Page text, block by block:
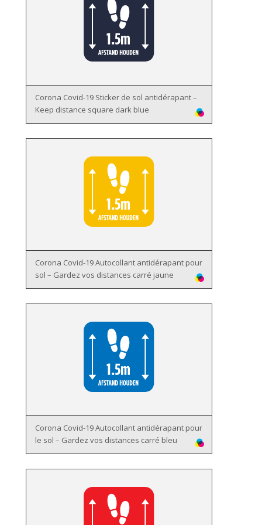
Corona Covid-19 Sticker de sol antidérapant –
Keep distance square dark blue
Corona Covid-19 Autocollant antidérapant pour
sol – Gardez vos distances carré jaune
Corona Covid-19 Autocollant antidérapant pour
le sol – Gardez vos distances carré bleu